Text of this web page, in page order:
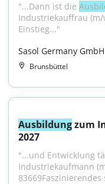
"...Dann ist die
Industriekauffrau
Einstieg..."
Sasol Germany GmbH
Brunsbüttel
Ausbildung zum
2027
"...und Entwicklung
Industriekaufmann